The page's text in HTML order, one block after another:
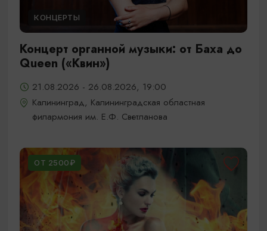
КОНЦЕРТЫ
Концерт органной музыки: от Баха до
Queen («Квин»)
21.08.2026 - 26.08.2026, 19:00
Калининград, Калининградская областная
филармония им. Е.Ф. Светланова
ОТ 2500₽